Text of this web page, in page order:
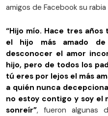
amigos de Facebook su rabia
“Hijo mío. Hace tres
el hijo más amado
desconocer el amor
hijo, pero de todos los
tú eres por lejos el más
a quién nunca
no estoy contigo y soy el
sonreír”, fueron algunas